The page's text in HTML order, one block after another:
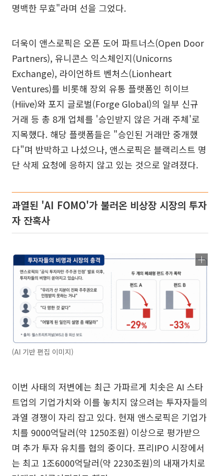
명백한 무효"라며 선을 그었다.
더욱이 앤스로픽은 오픈 도어 파트너스(Open Door
Partners), 유니콘스 익스체인지(Unicorns
Exchange), 라이언하트 벤처스(Lionheart
Ventures)를 비롯해 장외 유통 플랫폼인 히이브
(Hiive)와 포지 글로벌(Forge Global)의 일부 신규
거래 등 총 8개 업체를 '승인받지 않은 거래 주체'로
지목했다. 해당 플랫폼들은 "승인된 거래만 중개했
다"며 반박하고 나섰으나, 앤스로픽은 블랙리스트 명
단 삭제 요청에 응하지 않고 있는 것으로 알려졌다.
과열된 'AI FOMO'가 불러온 비상장 시장의 투자
자 잔혹사
(AI 기반 편집 이미지)
이번 사태의 저변에는 최근 가파르게 치솟은 AI 스타
트업의 기업가치와 이를 놓치지 않으려는 투자자들의
과열 경쟁이 자리 잡고 있다. 현재 앤스로픽은 기업가
치를 9000억달러(약 1250조원) 이상으로 평가받으
며 추가 투자 유치를 협의 중이다. 프리IPO 시장에서
는 최고 1조6000억달러(약 2230조원)의 내재가치로